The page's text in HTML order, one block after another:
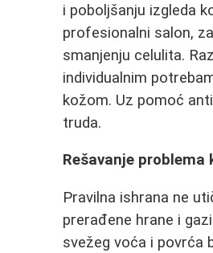
i poboljšanju izgleda
profesionalni salon,
smanjenju celulita.
individualnim
kožom. Uz pomoć
truda.
Rešavanje problema
Pravilna ishrana ne
prerađene hrane i
svežeg voća i povrća